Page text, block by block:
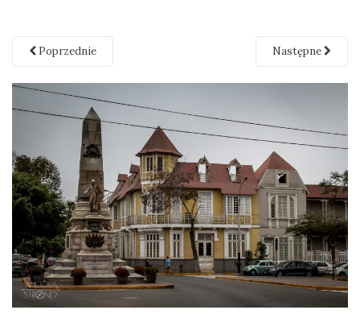
Poprzednie Następne